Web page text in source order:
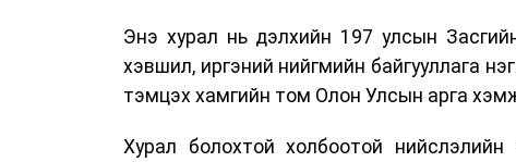
Энэ хурал нь дэлхийн 197 улсын
хэвшил, иргэний нийгмийн байгууллага
тэмцэх хамгийн том Олон Улсын арга
Хурал болохтой холбоотой